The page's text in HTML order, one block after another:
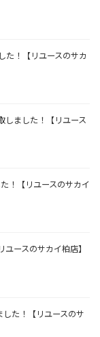
た！【リユースのサカ
しました！【リユース
！【リユースのサカイ
ースのサカイ柏店】
た！【リユースのサ